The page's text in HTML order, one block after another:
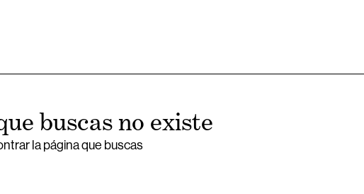
buscas no existe
la página que buscas